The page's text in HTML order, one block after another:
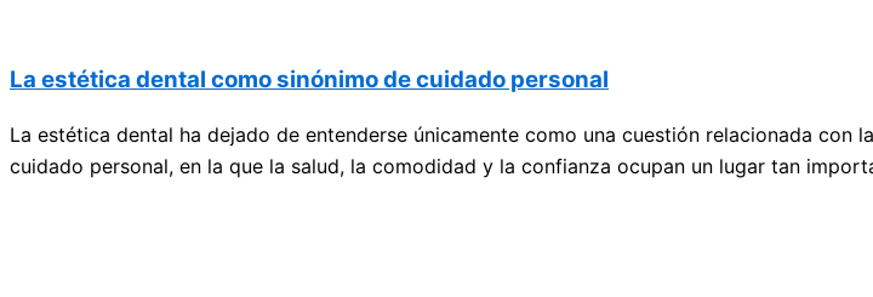
La estética dental como sinónimo de cuidado personal
La estética dental ha dejado de entenderse únicamente como una cuestión relacionada
cuidado personal, en la que la salud, la comodidad y la confianza ocupan un lugar tan